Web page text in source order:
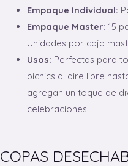
Empaque Individual:
Empaque Master: 15
Unidades por caja
Usos: Perfectas para
picnics al aire libre
agregan un toque de
celebraciones.
COPAS